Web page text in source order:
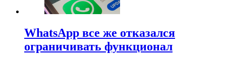
WhatsApp все же отказался
ограничивать функционал